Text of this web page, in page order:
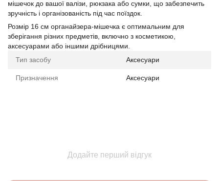
мішечок до вашої валізи, рюкзака або сумки, що забезпечить
зручність і організованість під час поїздок.
Розмір 16 см органайзера-мішечка є оптимальним для
зберігання різних предметів, включно з косметикою,
аксесуарами або іншими дрібницями.
Тип засобу
Аксесуари
Призначення Аксесуари
Додайте перший відгук